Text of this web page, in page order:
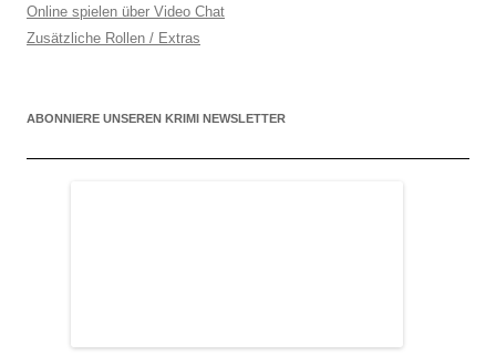
Online spielen über Video Chat
Zusätzliche Rollen / Extras
ABONNIERE UNSEREN KRIMI NEWSLETTER